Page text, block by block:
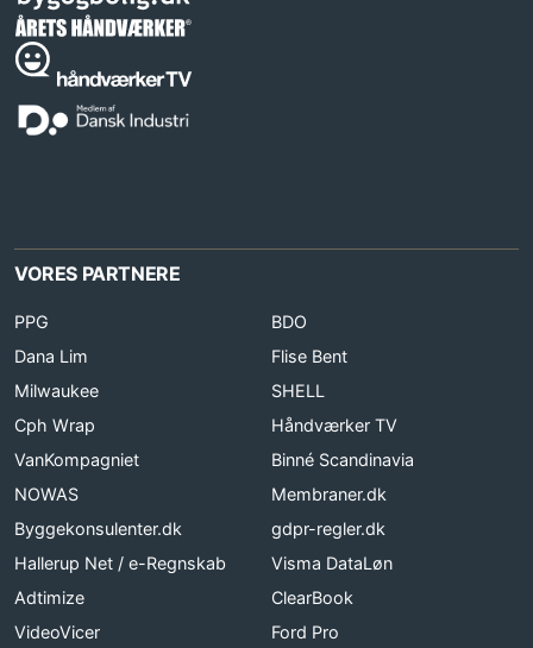
VORES PARTNERE
PPG
BDO
Dana Lim
Flise Bent
Milwaukee
SHELL
Cph Wrap
Håndværker TV
VanKompagniet
Binné Scandinavia
NOWAS
Membraner.dk
Byggekonsulenter.dk
gdpr-regler.dk
Hallerup Net / e-Regnskab
Visma DataLøn
Adtimize
ClearBook
VideoVicer
Ford Pro